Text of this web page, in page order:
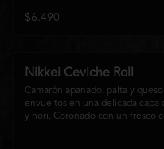
y una sedosa salsa huancaína,
con toques de pimentón rojo
$6.490
Nikkei Ceviche Roll
Camarón apanado, palta y
envueltos en una delicada capa
y nori. Coronado con un fresco